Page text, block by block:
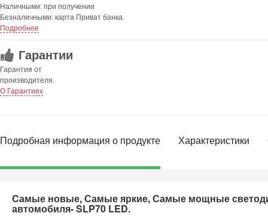
Наличными: при получении
Безналичными: карта Приват банка.
Подробнее
Гарантии
Гарантия от
производителя.
О Гарантиях
Подробная информация о продукте Характеристики
Cамые новые, Самые яркие, Самые мощные
автомобиля- SLP70 LED.